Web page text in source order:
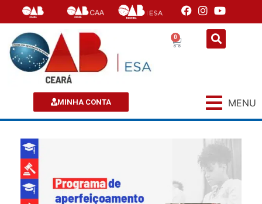
0
MINHA CONTA MENU